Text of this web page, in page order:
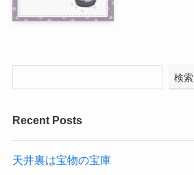
検索
Recent Posts
天井裏は宝物の宝庫